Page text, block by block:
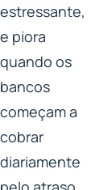
estressante,
e piora
quando os
bancos
começam a
cobrar
diariamente